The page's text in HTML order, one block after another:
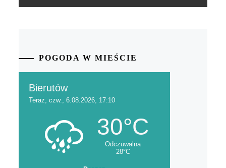
POGODA W MIEŚCIE